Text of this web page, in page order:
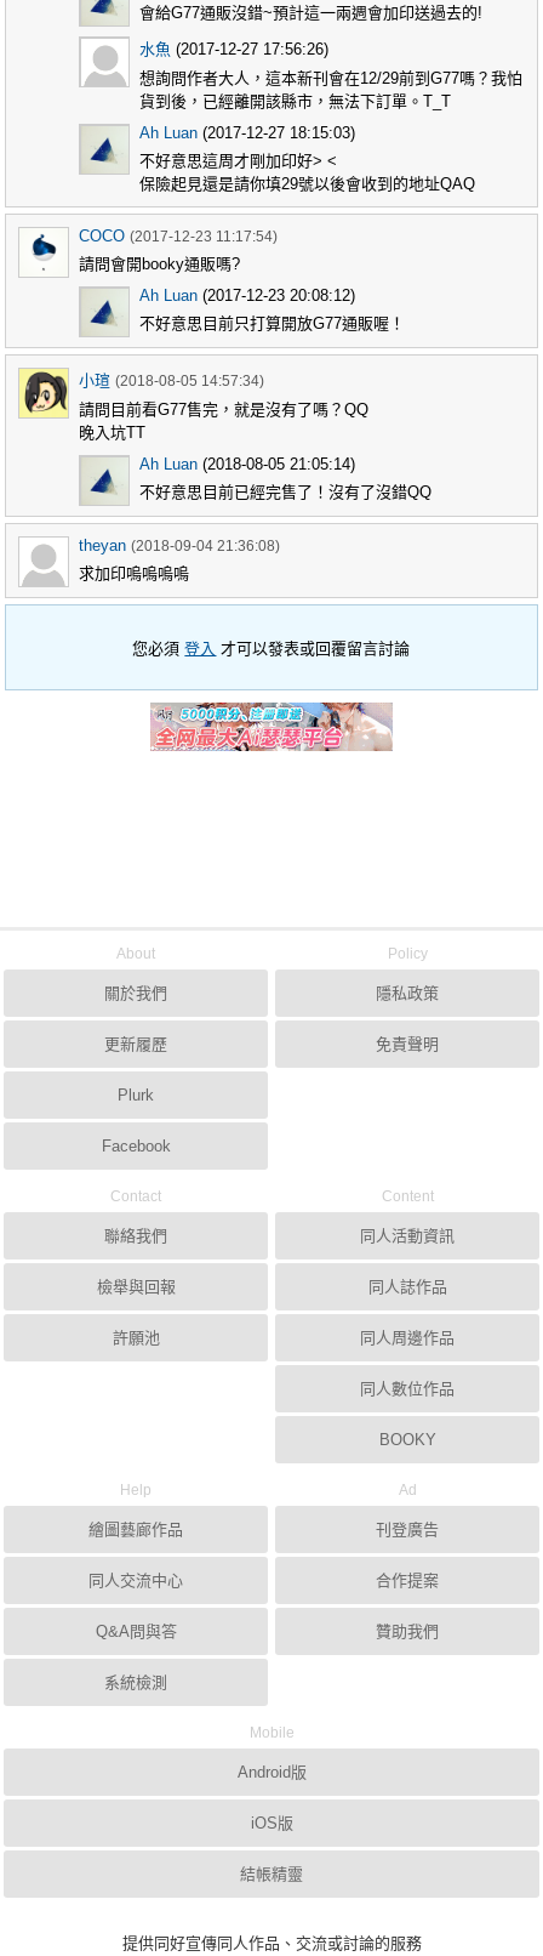
會給G77通販沒錯~預計這一兩週會加印送過去的!
水魚 (2017-12-27 17:56:26)
想詢問作者大人，這本新刊會在12/29前到G77嗎？我怕
貨到後，已經離開該縣市，無法下訂單。T_T
Ah Luan (2017-12-27 18:15:03)
不好意思這周才剛加印好> <
保險起見還是請你填29號以後會收到的地址QAQ
COCO (2017-12-23 11:17:54)
請問會開booky通販嗎?
Ah Luan (2017-12-23 20:08:12)
不好意思目前只打算開放G77通販喔！
小瑄 (2018-08-05 14:57:34)
請問目前看G77售完，就是沒有了嗎？QQ
晚入坑TT
Ah Luan (2018-08-05 21:05:14)
不好意思目前已經完售了！沒有了沒錯QQ
theyan (2018-09-04 21:36:08)
求加印嗚嗚嗚嗚
您必須登入 才可以發表或回覆留言討論
About
關於我們
更新履歷
Plurk
Facebook
Policy
隱私政策
免責聲明
Contact
聯絡我們
檢舉與回報
許願池
Content
同人活動資訊
同人誌作品
同人周邊作品
同人數位作品
BOOKY
Help
繪圖藝廊作品
同人交流中心
Q&A問與答
系統檢測
Ad
刊登廣告
合作提案
贊助我們
Mobile
Android版
iOS版
結帳精靈
提供同好宣傳同人作品、交流或討論的服務